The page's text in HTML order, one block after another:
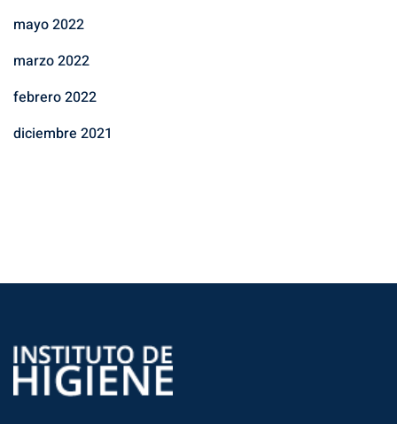
mayo 2022
marzo 2022
febrero 2022
diciembre 2021